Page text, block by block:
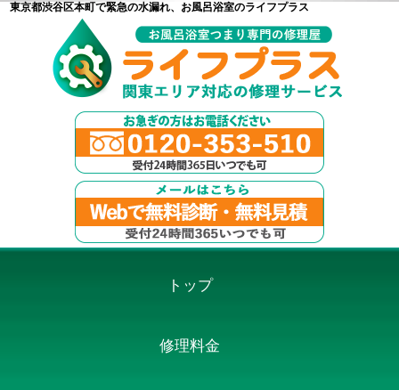
東京都渋谷区本町で緊急の水漏れ、お風呂浴室のライフプラス
トップ
修理料金